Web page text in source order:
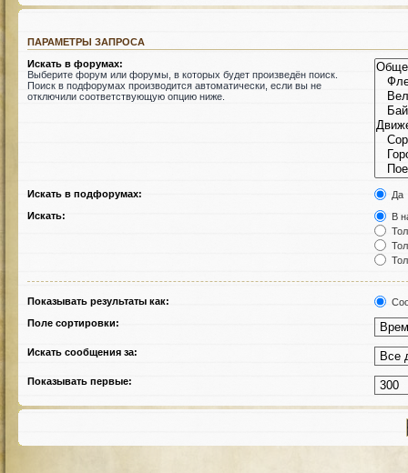
ПАРАМЕТРЫ ЗАПРОСА
Искать в форумах:
Выберите форум или форумы, в которых будет произведён поиск.
Поиск в подфорумах производится автоматически, если вы не
отключили соответствующую опцию ниже.
Искать в подфорумах:
Да
Искать:
В
Показывать результаты как:
Поле сортировки:
Искать сообщения за:
Показывать первые: